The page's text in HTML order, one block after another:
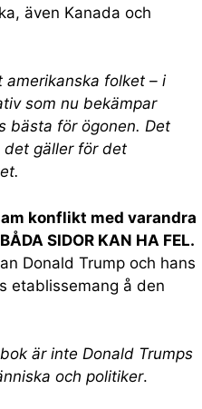
även Kanada och
folket – i
som nu bekämpar
bästa för ögonen. Det
det gäller för det
konflikt med varandra
SIDOR KAN HA FEL.
Donald Trump och hans
etablissemang å den
är inte Donald Trumps
och politiker.